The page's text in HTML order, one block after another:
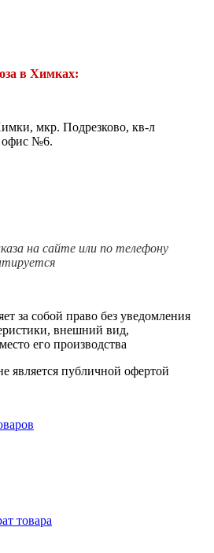
в Химках:
мкр. Подрезково, кв-л
офис №6.
на сайте или по телефону
за собой право без уведомления
внешний вид,
его производства
является публичной офертой
товара